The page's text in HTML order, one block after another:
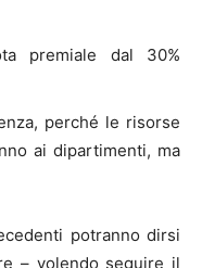
premiale dal 30%
perché le risorse
ai dipartimenti, ma
potranno dirsi
– volendo seguire il